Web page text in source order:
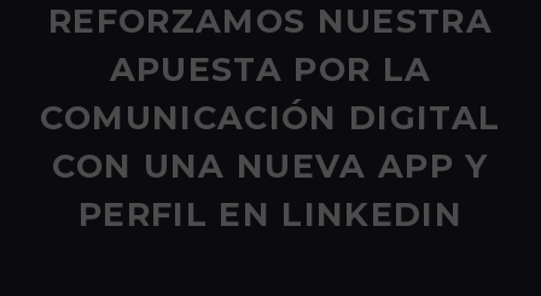
REFORZAMOS NUESTRA
APUESTA POR LA
COMUNICACIÓN DIGITAL
CON UNA NUEVA APP Y
PERFIL EN LINKEDIN